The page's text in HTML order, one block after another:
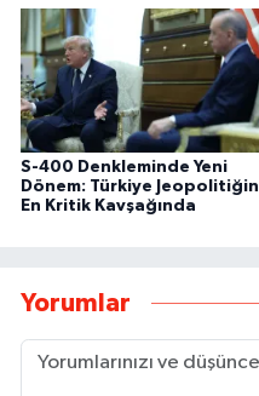
S-400 Denkleminde Yeni
Dönem: Türkiye Jeopolitiğin
En Kritik Kavşağında
Yorumlar